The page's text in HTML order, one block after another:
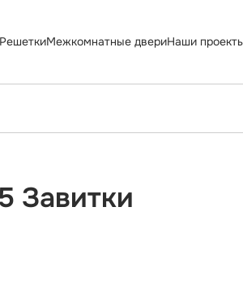
РешеткиМежкомнатные двериНаши
Завитки